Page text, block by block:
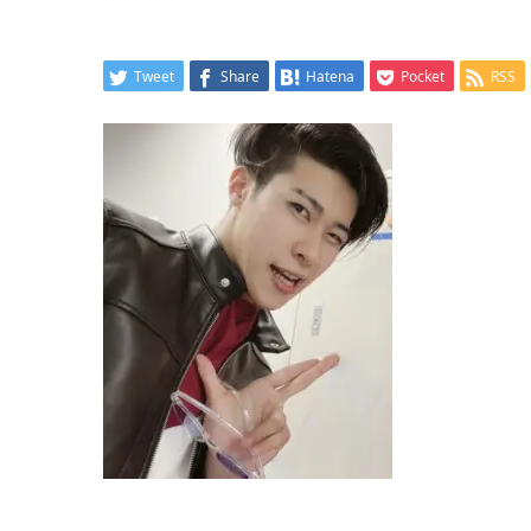
Tweet Share Hatena Pocket RSS